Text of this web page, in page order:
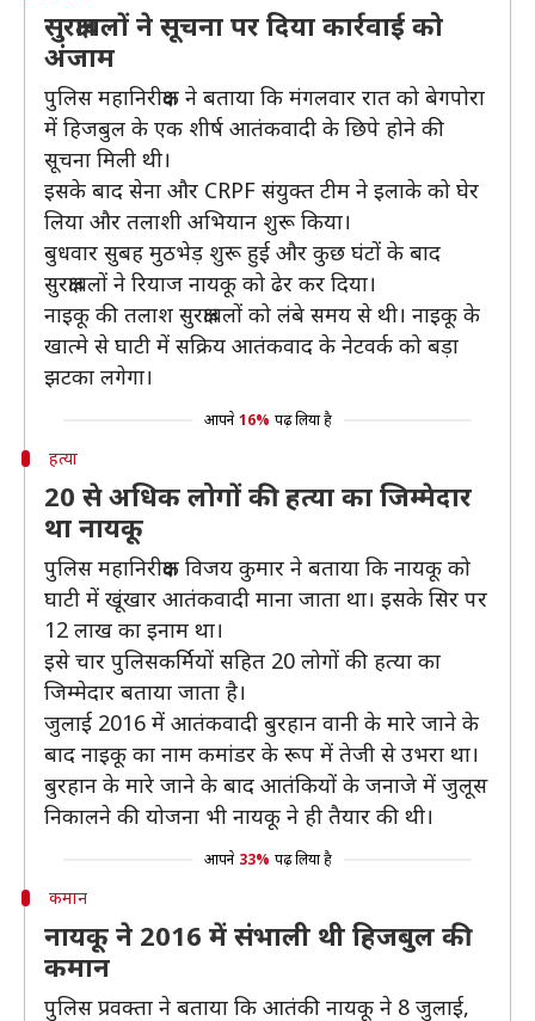
सुरक्षाबलों ने सूचना पर दिया कार्रवाई को
अंजाम
पुलिस महानिरीक्षक ने बताया कि मंगलवार रात को बेगपोरा
में हिजबुल के एक शीर्ष आतंकवादी के छिपे होने की
सूचना मिली थी।
इसके बाद सेना और CRPF संयुक्त टीम ने इलाके को घेर
लिया और तलाशी अभियान शुरू किया।
बुधवार सुबह मुठभेड़ शुरू हुई और कुछ घंटों के बाद
सुरक्षाबलों ने रियाज नायकू को ढेर कर दिया।
नाइकू की तलाश सुरक्षाबलों को लंबे समय से थी। नाइकू के
खात्मे से घाटी में सक्रिय आतंकवाद के नेटवर्क को बड़ा
झटका लगेगा।
आपने 16% पढ़ लिया है
हत्या
20 से अधिक लोगों की हत्या का जिम्मेदार
था नायकू
पुलिस महानिरीक्षक विजय कुमार ने बताया कि नायकू को
घाटी में खूंखार आतंकवादी माना जाता था। इसके सिर पर
12 लाख का इनाम था।
इसे चार पुलिसकर्मियों सहित 20 लोगों की हत्या का
जिम्मेदार बताया जाता है।
जुलाई 2016 में आतंकवादी बुरहान वानी के मारे जाने के
बाद नाइकू का नाम कमांडर के रूप में तेजी से उभरा था।
बुरहान के मारे जाने के बाद आतंकियों के जनाजे में जुलूस
निकालने की योजना भी नायकू ने ही तैयार की थी।
आपने 33% पढ़ लिया है
कमान
नायकू ने 2016 में संभाली थी हिजबुल की
कमान
पुलिस प्रवक्ता ने बताया कि आतंकी नायकू ने 8 जुलाई,